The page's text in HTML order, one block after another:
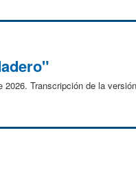
Transcripción de la